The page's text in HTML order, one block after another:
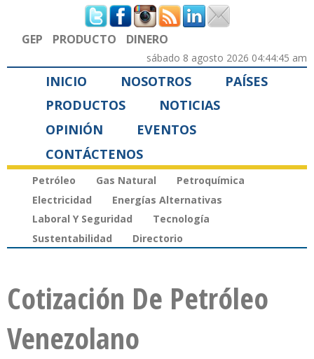
Formulario de búsqueda
GEP PRODUCTO DINERO
sábado 8 agosto 2026 04:44:45 am
INICIO NOSOTROS
PAÍSES
PRODUCTOS
NOTICIAS
OPINIÓN
EVENTOS
CONTÁCTENOS
Petróleo Gas Natural
Petroquímica
Electricidad
Energías Alternativas
Laboral Y Seguridad
Tecnología
Sustentabilidad
Directorio
Cotización De Petróleo
Venezolano